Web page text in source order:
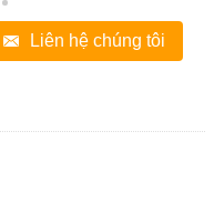
Liên hệ chúng tôi